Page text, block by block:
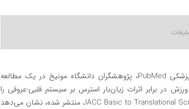
، از داده‌های پزشکی PubMed، پژوهشگران دانشگاه مونیخ در یک مطالعه
ورزش در برابر اثرات زیان‌بار استرس بر سیستم قلبی-عروقی را
کشف کرده‌اند. این یافته که در آوریل ۲۰۲۶ در مجله JACC Basic to Translational Science منتشر شده، نشان می‌دهد